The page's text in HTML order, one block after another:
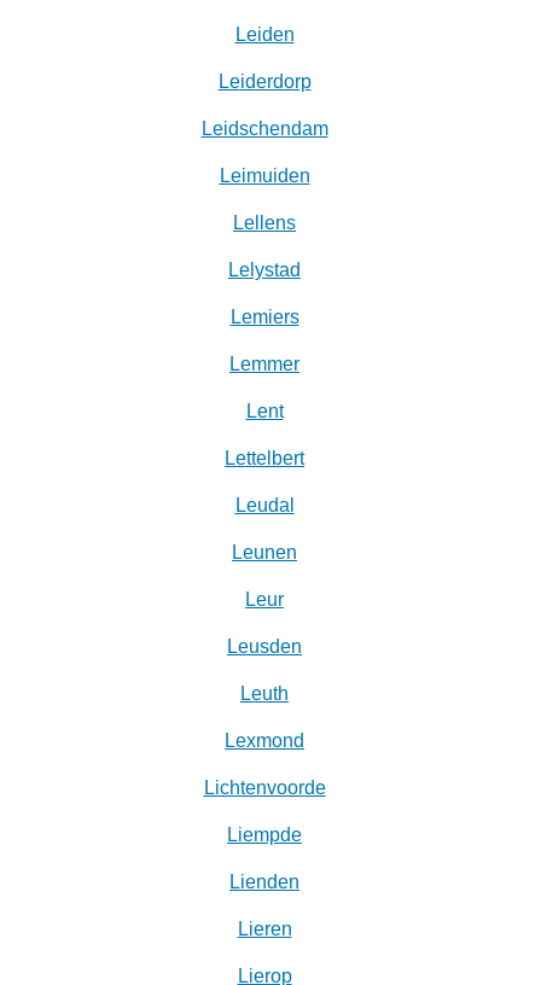
Leiden
Leiderdorp
Leidschendam
Leimuiden
Lellens
Lelystad
Lemiers
Lemmer
Lent
Lettelbert
Leudal‎
Leunen
Leur
Leusden
Leuth
Lexmond
Lichtenvoorde
Liempde
Lienden
Lieren
Lierop